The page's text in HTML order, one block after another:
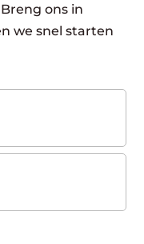
ons in
we snel starten